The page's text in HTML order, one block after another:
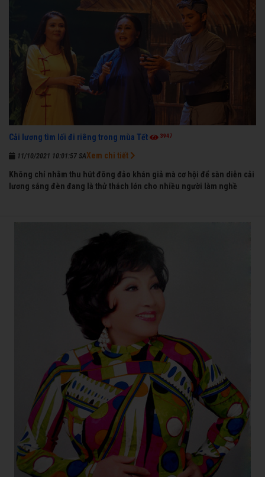
Cải lương tìm lối đi riêng trong mùa Tết 3947
11/10/2021 10:01:57 SA
Không chỉ nhằm thu hút đông đảo khán giả mà cơ hội để sàn diễn cải
lương sáng đèn đang là thử thách lớn cho nhiều người làm nghề
Xem chi tiết